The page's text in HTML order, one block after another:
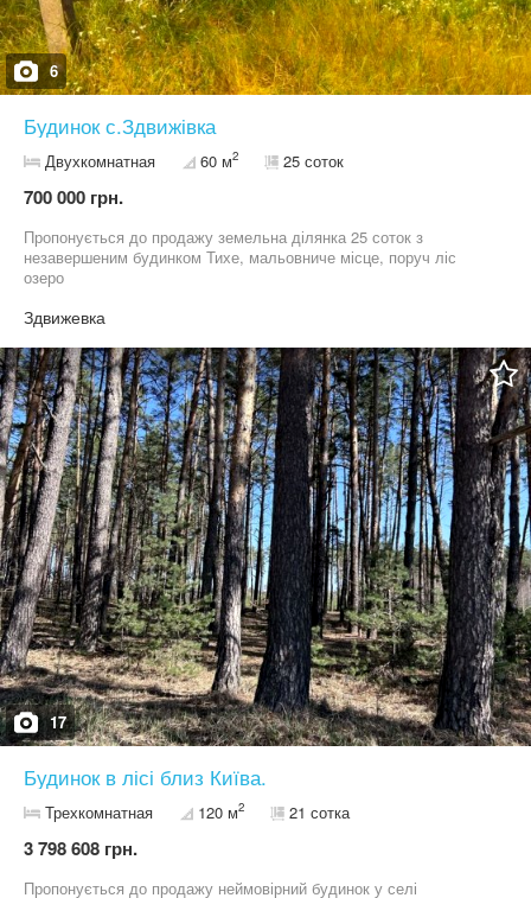
6
Будинок с.Здвижівка
Двухкомнатная 60 м2 25 соток
700 000 грн.
Пропонується до продажу земельна ділянка 25 соток з
незавершеним будинком Тихе, мальовниче місце, поруч ліс
озеро
Здвижевка
17
Будинок в лісі близ Київа.
Трехкомнатная 120 м2 21 сотка
3 798 608 грн.
Пропонується до продажу неймовірний будинок у селі